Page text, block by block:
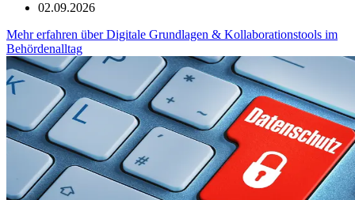
02.09.2026
Mehr erfahren überDigitale Grundlagen & Kollaborationstools im
Behördenalltag